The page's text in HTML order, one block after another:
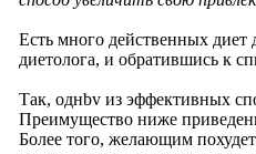
Есть много действенных
диетолога, и обратившись к
Так, однbv из эффективных
Преимущество ниже
Более того, желающим